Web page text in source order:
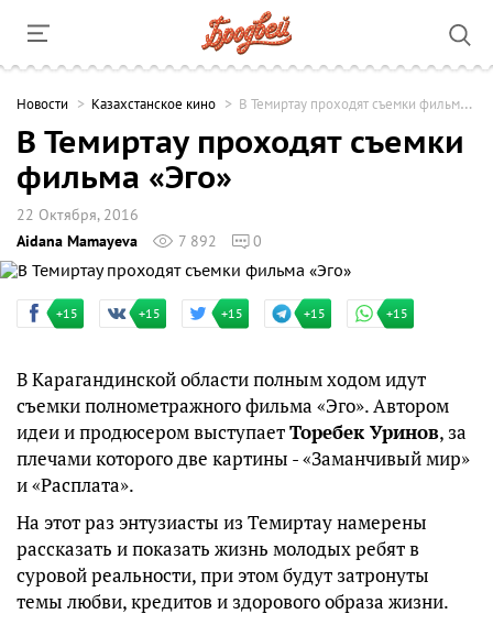
Новости Казахстанское кино В Темиртау проходят съемки фильма «Эго»
В Темиртау проходят съемки
фильма «Эго»
22 Октября, 2016
Aidana Mamayeva
7 892 0
+15 +15 +15 +15 +15
В Карагандинской области полным ходом идут
съемки полнометражного фильма «Эго». Автором
идеи и продюсером выступаетТоребек Уринов, за
плечами которого две картины - «Заманчивый мир»
и «Расплата».
На этот раз энтузиасты из Темиртау намерены
рассказать и показать жизнь молодых ребят в
суровой реальности, при этом будут затронуты
темы любви, кредитов и здорового образа жизни.